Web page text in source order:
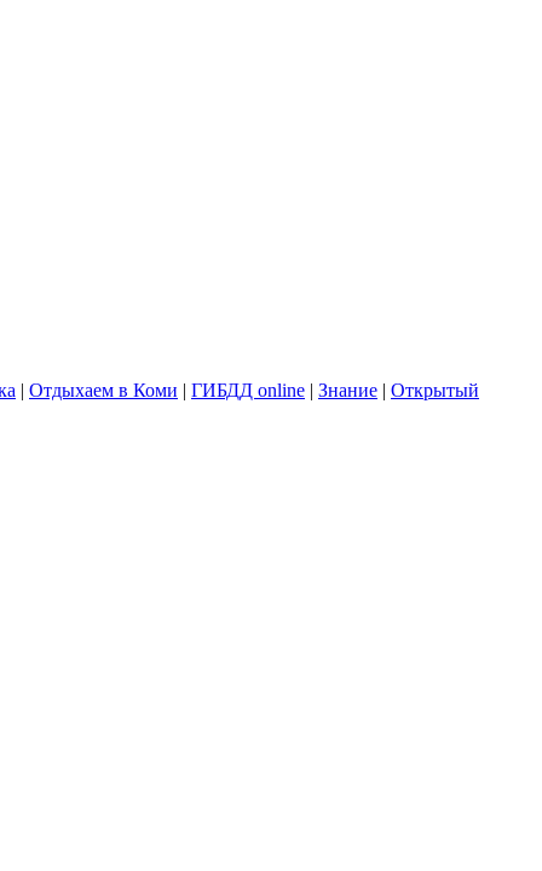
| Отдыхаем в Коми | ГИБДД online | Знание | Открытый